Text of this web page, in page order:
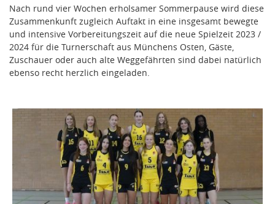
Nach rund vier Wochen erholsamer Sommerpause wird diese
Zusammenkunft zugleich Auftakt in eine insgesamt bewegte
und intensive Vorbereitungszeit auf die neue Spielzeit 2023 /
2024 für die Turnerschaft aus Münchens Osten, Gäste,
Zuschauer oder auch alte Weggefährten sind dabei natürlich
ebenso recht herzlich eingeladen.